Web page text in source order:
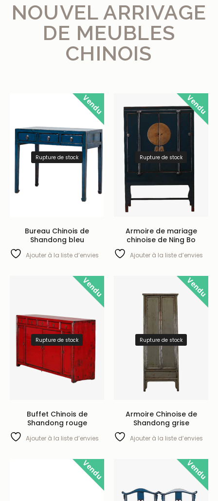
NOUVEL ARRIVAGE
DE MEUBLES
CHINOIS
Vendu
Rupture de stock
Bureau Chinois de
Shandong bleu
Ajouter à la liste d’envies
Vendu
Rupture de stock
Armoire de mariage
chinoise de Ning Bo
Ajouter à la liste d’envies
Vendu
Rupture de stock
Buffet Chinois de
Shandong rouge
Ajouter à la liste d’envies
Vendu
Rupture de stock
Armoire Chinoise de
Shandong grise
Ajouter à la liste d’envies
Vendu Vendu